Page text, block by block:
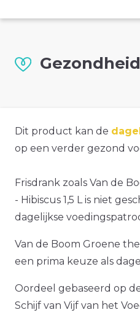
Gezondheid
Dit product kan de
op een verder gezond
Frisdrank zoals Van de
- Hibiscus 1,5 L is niet
dagelijkse
Van de Boom Groene
een prima keuze als
Oordeel gebaseerd op
Schijf van Vijf van het